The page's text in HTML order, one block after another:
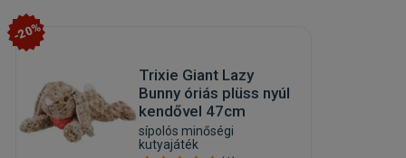
-20%
Trixie Giant Lazy
Bunny óriás plüss nyúl
kendővel 47cm
sípolós minőségi
kutyajáték